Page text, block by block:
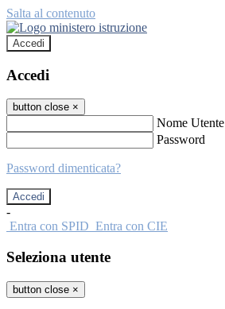
Salta al contenuto
Accedi
Accedi
button close ×
Nome Utente
Password
Password dimenticata?
-
Entra con SPID Entra con CIE
Seleziona utente
button close ×